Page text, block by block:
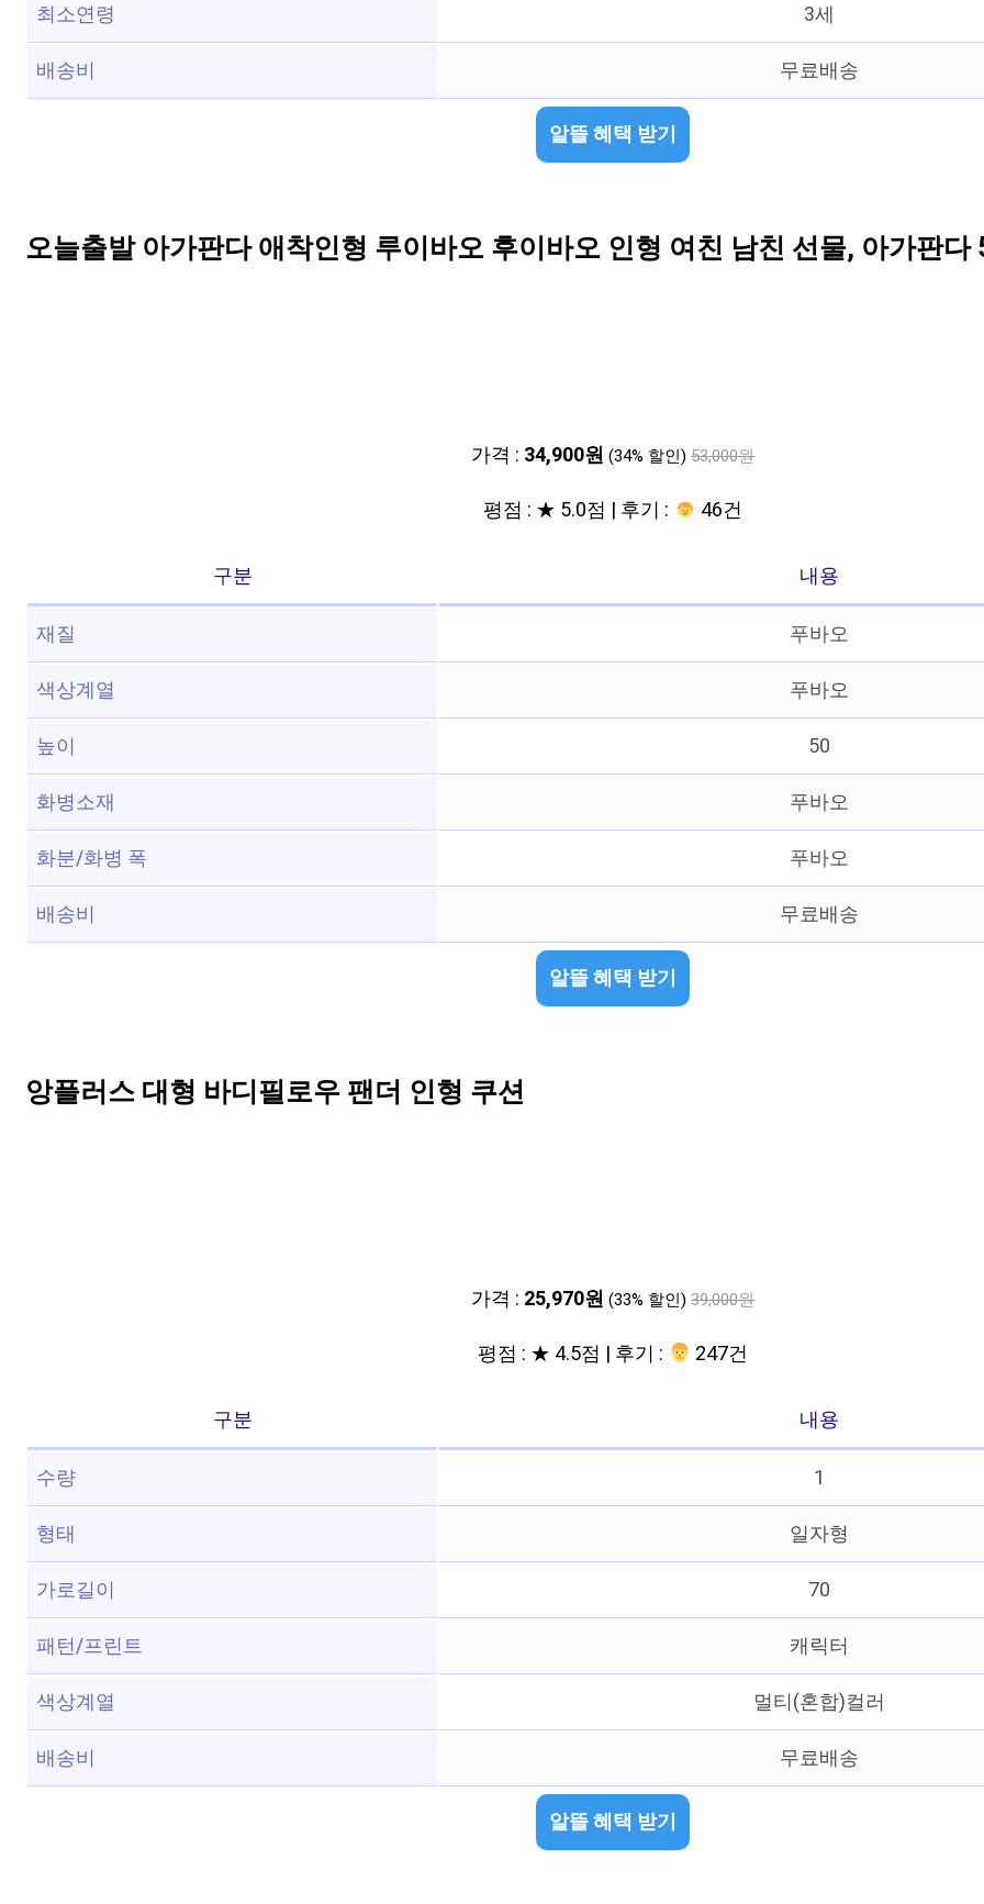
최소연령
3세
배송비
무료배송
알뜰 혜택 받기
오늘출발 아가판다 애착인형 루이바오 후이바오 인형 여친 남친 선물, 아가판다
가격 : 34,900원 (34% 할인) 53,000원
평점 : ★ 5.0점 | 후기 : 46건
구분
내용
재질
푸바오
색상계열
푸바오
높이
50
화병소재
푸바오
화분/화병 폭
푸바오
배송비
무료배송
알뜰 혜택 받기
앙플러스 대형 바디필로우 팬더 인형 쿠션
가격 : 25,970원 (33% 할인) 39,000원
평점 : ★ 4.5점 | 후기 : ‍‍ 247건
구분
내용
수량
1
형태
일자형
가로길이
70
패턴/프린트
캐릭터
색상계열
멀티(혼합)컬러
배송비
무료배송
알뜰 혜택 받기